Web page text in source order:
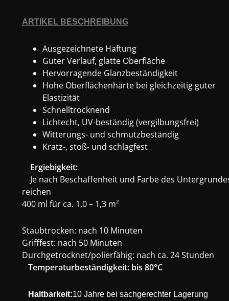
ARTIKEL BESCHREIBUNG
Ausgezeichnete Haftung
Guter Verlauf, glatte Oberfläche
Hervorragende Glanzbeständigkeit
Hohe Oberflächenhärte bei gleichzeitig guter
Elastizität
Schnelltrocknend
Lichtecht, UV-beständig (vergilbungsfrei)
Witterungs- und schmutzbeständig
Kratz-, stoß- und schlagfest
Ergiebigkeit:
Je nach Beschaffenheit und Farbe des
reichen
400 ml für ca. 1,0 – 1,3 m²
Staubtrocken: nach 10 Minuten
Grifffest: nach 50 Minuten
Durchgetrocknet/polierfähig: nach ca. 24 Stunden
Temperaturbeständigkeit: bis 80°C
Haltbarkeit:10 Jahre bei sachgerechter Lagerung